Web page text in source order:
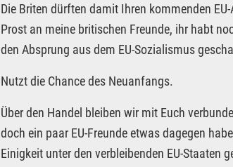
Die Briten dürften damit Ihren kommenden
Prost an meine britischen Freunde, ihr habt
den Absprung aus dem EU-Sozialismus
Nutzt die Chance des Neuanfangs.
Über den Handel bleiben wir mit Euch
doch ein paar EU-Freunde etwas dagegen
Einigkeit unter den verbleibenden EU-Staaten